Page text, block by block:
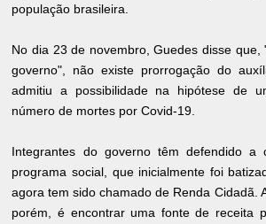
população brasileira.
No dia 23 de novembro, Guedes disse
governo", não existe prorrogação do
admitiu a possibilidade na hipótese de
número de mortes por Covid-19.
Integrantes do governo têm defendido a
programa social, que inicialmente foi
agora tem sido chamado de Renda Cidadã.
porém, é encontrar uma fonte de receita